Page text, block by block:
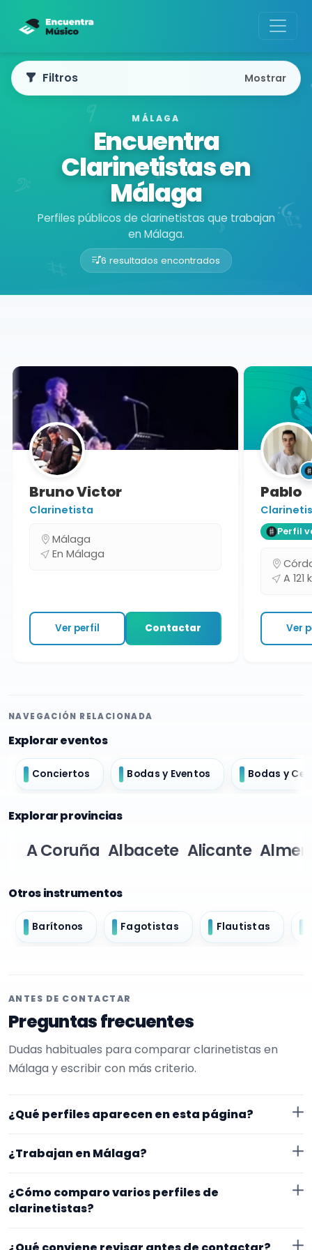
MÁLAGA
Encuentra
Clarinetistas en
Málaga
Perfiles públicos de clarinetistas que trabajan
en Málaga.
6 resultados encontrados
Buscador de músicos
Filtros Mostrar
Bruno Victor
Clarinetista
Málaga
En Málaga
Ver perfil Contactar
Pablo
Perfil
A 121
Ver
NAVEGACIÓN RELACIONADA
Explorar eventos
Conciertos Bodas y Eventos Bodas y
Explorar provincias
A Coruña Albacete Alicante
Otros instrumentos
Barítonos Fagotistas Flautistas
ANTES DE CONTACTAR
Preguntas frecuentes
Dudas habituales para comparar clarinetistas en
Málaga y escribir con más criterio.
¿Qué perfiles aparecen en esta página?
EncuentraMúsico. Además, la página se centra en
¿Trabajan en Málaga?
en Málaga. Aun así, conviene confirmar lugar exacto,
cerrar nada.
¿Cómo comparo varios perfiles de
clarinetistas?
Compara especialidad principal, experiencia, vídeos o